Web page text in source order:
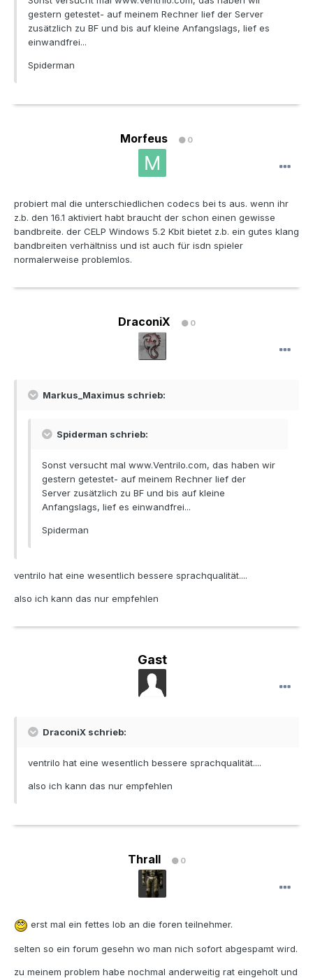
gestern getestet- auf meinem Rechner lief der Server
zusätzlich zu BF und bis auf kleine Anfangslags, lief es
einwandfrei...
Spiderman
Morfeus 0
probiert mal die unterschiedlichen codecs bei ts aus. wenn ihr
z.b. den 16.1 aktiviert habt braucht der schon einen gewisse
bandbreite. der CELP Windows 5.2 Kbit bietet z.b. ein gutes klang
bandbreiten verhältniss und ist auch für isdn spieler
normalerweise problemlos.
DraconiX 0
Markus_Maximus schrieb:
Spiderman schrieb:
Sonst versucht mal www.Ventrilo.com, das haben wir
gestern getestet- auf meinem Rechner lief der
Server zusätzlich zu BF und bis auf kleine
Anfangslags, lief es einwandfrei...
Spiderman
ventrilo hat eine wesentlich bessere sprachqualität....
also ich kann das nur empfehlen
Gast
DraconiX schrieb:
ventrilo hat eine wesentlich bessere sprachqualität....
also ich kann das nur empfehlen
Thrall 0
erst mal ein fettes lob an die foren teilnehmer.
selten so ein forum gesehn wo man nich sofort abgespamt wird.
zu meinem problem habe nochmal anderweitig rat eingeholt und